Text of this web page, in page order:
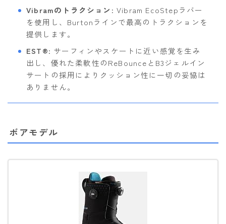
Vibramのトラクション : Vibram EcoStepラバー
を使用し、Burtonラインで最高のトラクションを
提供します。
EST®: サーフィンやスケートに近い感覚を生み
出し、優れた柔軟性のReBounceとB3ジェルイン
サートの採用によりクッション性に一切の妥協は
ありません。
ボアモデル